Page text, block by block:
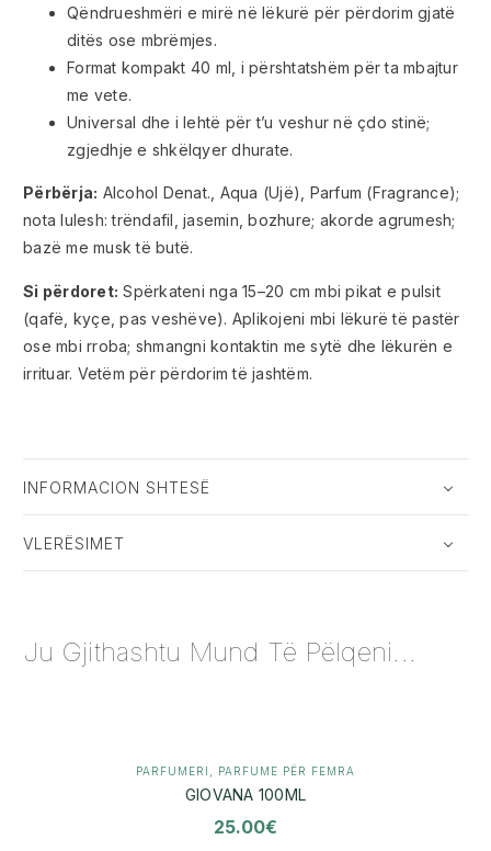
Qëndrueshmëri e mirë në lëkurë për përdorim gjatë
ditës ose mbrëmjes.
Format kompakt 40 ml, i përshtatshëm për ta mbajtur
me vete.
Universal dhe i lehtë për t’u veshur në çdo stinë;
zgjedhje e shkëlqyer dhurate.
Përbërja: Alcohol Denat., Aqua (Ujë), Parfum (Fragrance);
nota lulesh: trëndafil, jasemin, bozhure; akorde agrumesh;
bazë me musk të butë.
Si përdoret: Spërkateni nga 15–20 cm mbi pikat e pulsit
(qafë, kyçe, pas veshëve). Aplikojeni mbi lëkurë të pastër
ose mbi rroba; shmangni kontaktin me sytë dhe lëkurën e
irrituar. Vetëm për përdorim të jashtëm.
INFORMACION SHTESË
VLERËSIMET
Ju Gjithashtu Mund Të Pëlqeni...
PARFUMERI PARFUME PËR FEMRA
GIOVANA 100ML
25.00€